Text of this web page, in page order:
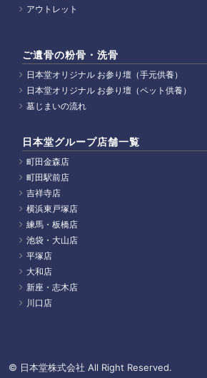
アウトレット
ご遺骨の粉骨・洗骨
日本堂オリジナル お参り壇（手元供養）
日本堂オリジナル お参り壇（ペット供養）
墓じまいの流れ
日本堂グループ店舗一覧
町田金森店
町田駅前店
吉祥寺店
横浜東戸塚店
練馬・板橋店
池袋・大山店
平塚店
大和店
新座・志木店
川口店
© 日本堂株式会社 All Right Reserved.